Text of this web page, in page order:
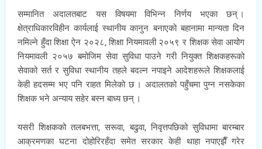
सम्मानित अदालतबाट यस विषयमा विभिन्न निर्णय भएका छन् ।
क्षेत्राधिकारविहीन कार्यलाई स्थानीय कानुन बनाएको बहानामा मान्यता दिन
नमिल्ने हुँदा शिक्षा ऐन २०२८, शिक्षा नियमावली २०५९ र शिक्षक सेवा आयोग
नियमावली २०५७ बमोजिम सेवा सुविधा पाउने गरी नियुक्त शिक्षकहरूको
सेवाको सर्त र सुविधा स्थानीय तहले बदल्न नपाइने आदेशहरूले शिक्षकलाई
केही हदसम्म भए पनि राहत मिलेको छ । अदालतको पहुँचमा पुग्न नसकेका
शिक्षक भने अन्याय सहेर बस्न बाध्य छन् ।
यसरी शिक्षकको तलबभत्ता, सरूवा, बढुवा, निवृत्तपछिको सुविधामा बारम्बार
आक्रमणका घटना दोहोरिरहँदा समेत सरकार केही थाहा नपाएझैँ गरेर